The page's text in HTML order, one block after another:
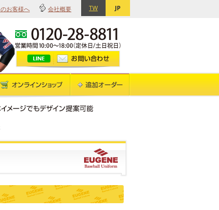
会社概要
お客様へ TW JP